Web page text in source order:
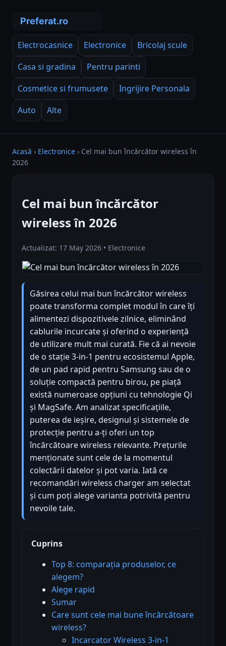
Electrocasnice Electronice
Bricolaj scule
Casa si gradina
Pentru parinti
Cosmetice si frumusete
Ingrijire Personala
Auto
Alte
Acasă › Electronice › Cel mai bun încărcător wireless în
2026
Cel mai bun încărcător
wireless în 2026
Actualizat: 17 May 2026 • Electronice
Găsirea celui mai bun încărcător wireless
poate transforma complet modul în care îți
alimentezi dispozitivele zilnice, eliminând
cablurile incurcate și oferind o experiență
de utilizare mult mai curată. Fie că ai nevoie
de o stație 3-in-1 pentru ecosistemul Apple,
de un pad rapid pentru Samsung sau de o
soluție compactă pentru birou, pe piață
există numeroase opțiuni cu tehnologie Qi
și MagSafe. Am analizat specificațiile,
puterea de ieșire, designul și sistemele de
protecție pentru a-ți oferi un top
încărcătoare wireless relevante. Prețurile
menționate sunt cele de la momentul
colectării datelor și pot varia. Iată ce
recomandări wireless charger am selectat
și cum poți alege varianta potrivită pentru
nevoile tale.
Cuprins
Top 8: comparația produselor, ce
alegem?
Alege rapid
Sumar
Care sunt cele mai bune încărcătoare
wireless?
Incarcator Wireless 3-in-1